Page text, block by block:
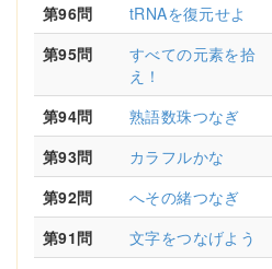
第96問 tRNAを復元せよ
第95問
すべての元素を拾
え！
第94問 熟語数珠つなぎ
第93問
カラフルかな
第92問
へその緒つなぎ
第91問
文字をつなげよう